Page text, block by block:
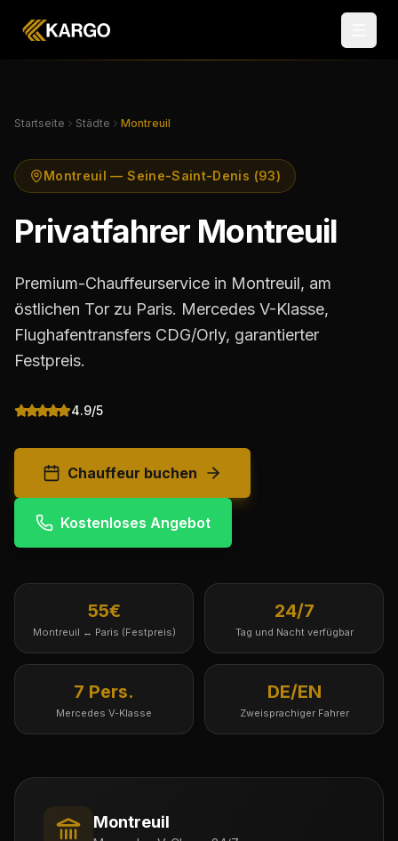
Startseite Städte Montreuil
Montreuil — Seine-Saint-Denis (93)
Privatfahrer Montreuil
Premium-Chauffeurservice in Montreuil, am
östlichen Tor zu Paris. Mercedes V-Klasse,
Flughafentransfers CDG/Orly, garantierter
Festpreis.
4.9/5
Chauffeur buchen
Kostenloses Angebot
55€
Montreuil ↔ Paris (Festpreis)
24/7
Tag und Nacht verfügbar
7 Pers.
Mercedes V-Klasse
DE/EN
Zweisprachiger Fahrer
Montreuil